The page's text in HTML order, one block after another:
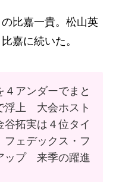
比嘉一貴。松山英
嘉に続いた。
アンダーでまと
浮上 大会ホスト
拓実は４位タイ
フェデックス・フ
ップ 来季の躍進